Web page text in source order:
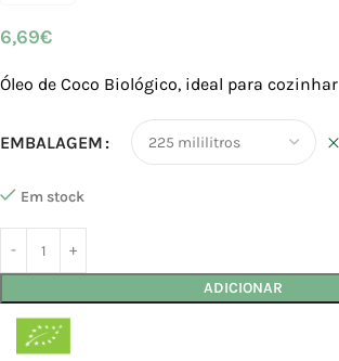
6,69€
Óleo de Coco Biológico, ideal para cozinhar
EMBALAGEM
Em stock
ADICIONAR